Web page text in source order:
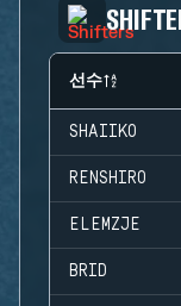
선수
SHAIIKO
RENSHIRO
ELEMZJE
BRID